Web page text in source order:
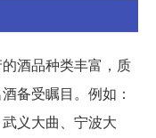
酒品种类丰富，质
备受瞩目。例如：
义大曲、宁波大